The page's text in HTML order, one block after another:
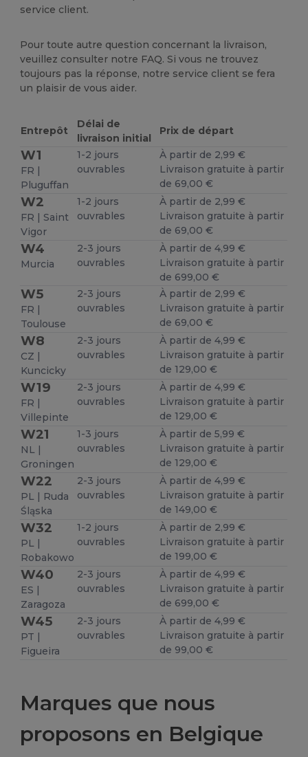
service client.
Pour toute autre question concernant la livraison,
veuillez consulter notre FAQ. Si vous ne trouvez
toujours pas la réponse, notre service client se fera
un plaisir de vous aider.
Entrepôt
Délai de
livraison initial
Prix de départ
W1
FR |
Pluguffan
1-2 jours
ouvrables
À partir de 2,99 €
Livraison gratuite à partir
de 69,00 €
W2
FR | Saint
Vigor
1-2 jours
ouvrables
À partir de 2,99 €
Livraison gratuite à partir
de 69,00 €
W4
Murcia
2-3 jours
ouvrables
À partir de 4,99 €
Livraison gratuite à partir
de 699,00 €
W5
FR |
Toulouse
2-3 jours
ouvrables
À partir de 2,99 €
Livraison gratuite à partir
de 69,00 €
W8
CZ |
Kuncicky
2-3 jours
ouvrables
À partir de 4,99 €
Livraison gratuite à partir
de 129,00 €
W19
FR |
Villepinte
2-3 jours
ouvrables
À partir de 4,99 €
Livraison gratuite à partir
de 129,00 €
W21
NL |
Groningen
1-3 jours
ouvrables
À partir de 5,99 €
Livraison gratuite à partir
de 129,00 €
W22
PL | Ruda
Śląska
2-3 jours
ouvrables
À partir de 4,99 €
Livraison gratuite à partir
de 149,00 €
W32
PL |
Robakowo
1-2 jours
ouvrables
À partir de 2,99 €
Livraison gratuite à partir
de 199,00 €
W40
ES |
Zaragoza
2-3 jours
ouvrables
À partir de 4,99 €
Livraison gratuite à partir
de 699,00 €
W45
PT |
Figueira
2-3 jours
ouvrables
À partir de 4,99 €
Livraison gratuite à partir
de 99,00 €
Marques que nous
proposons en Belgique